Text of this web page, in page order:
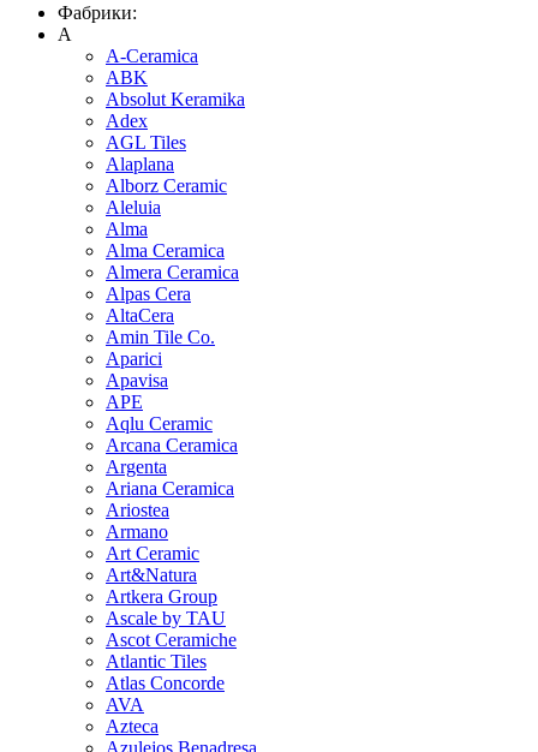
Фабрики:
A
A-Ceramica
ABK
Absolut Keramika
Adex
AGL Tiles
Alaplana
Alborz Ceramic
Aleluia
Alma
Alma Ceramica
Almera Ceramica
Alpas Cera
AltaCera
Amin Tile Co.
Aparici
Apavisa
APE
Aqlu Ceramic
Arcana Ceramica
Argenta
Ariana Ceramica
Ariostea
Armano
Art Ceramic
Art&Natura
Artkera Group
Ascale by TAU
Ascot Ceramiche
Atlantic Tiles
Atlas Concorde
AVA
Azteca
Azulejos Benadresa